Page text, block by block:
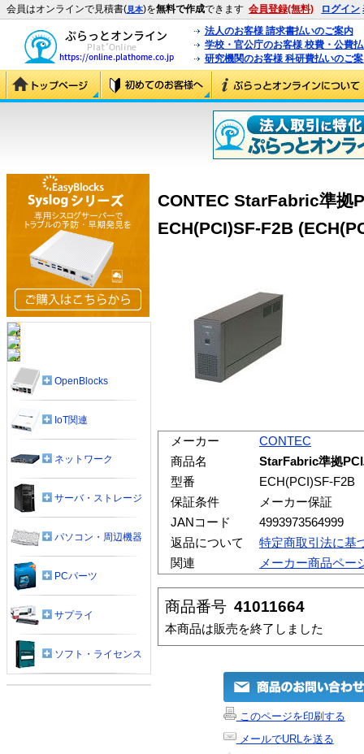
会員はオンラインで見積書(見本)を無料で作成できます 会員登録(無料) ログイン
法人のお客様 請求書払いのご案内
学校・官公庁のお客様 校費・公費
研究機関のお客様 科研費払いのご
CONTEC StarFabric準拠
ECH(PCI)SF-F2B
メーカー
CONTEC
商品名
StarFabric準拠
型番
ECH(PCI)SF-F2B
保証条件
メーカー保証
JANコード
4993973564999
返品について
特定商取引法に基
関連
メーカー商品ペー
商品番号 41011664
本商品は販売を終了しました
このページを印刷する
メールでURLを送る
OpenBlocks
IoT関連
ネットワーク
サーバ・ストレージ
パソコン・周辺機器
PCパーツ
サプライ
ソフト・ライセンス